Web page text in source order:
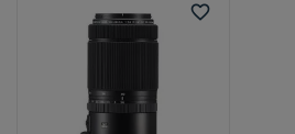
favorite_border